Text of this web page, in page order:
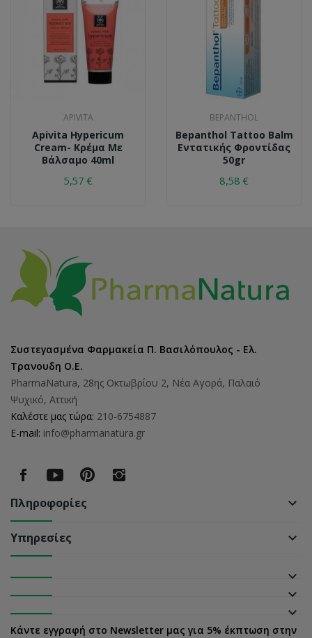
APIVITA
Apivita Hypericum
Cream- Κρέμα Με
Βάλσαμο 40ml
5,57 €
BEPANTHOL
Bepanthol Tattoo Balm
Εντατικής Φροντίδας
50gr
8,58 €
Συστεγασμένα Φαρμακεία Π. Βασιλόπουλος - Ελ.
Τρανουδη Ο.Ε.
PharmaNatura, 28ης Οκτωβρίου 2, Νέα Αγορά, Παλαιό
Ψυχικό, Αττική
Καλέστε μας τώρα: 210-6754887
E-mail: info@pharmanatura.gr
Πληροφορίες keyboard_arrow_down
Υπηρεσίες keyboard_arrow_down
keyboard_arrow_down
keyboard_arrow_down
keyboard_arrow_down
Κάντε εγγραφή στο Newsletter μας για 5% έκπτωση στην